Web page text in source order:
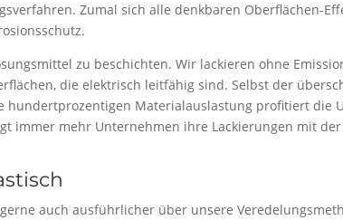
Zumal sich alle denkbaren Oberflächen-
zu beschichten. Wir lackieren ohne
die elektrisch leitfähig sind. Selbst der
hundertprozentigen Materialauslastung profitiert die
immer mehr Unternehmen ihre Lackierungen mit der
auch ausführlicher über unsere